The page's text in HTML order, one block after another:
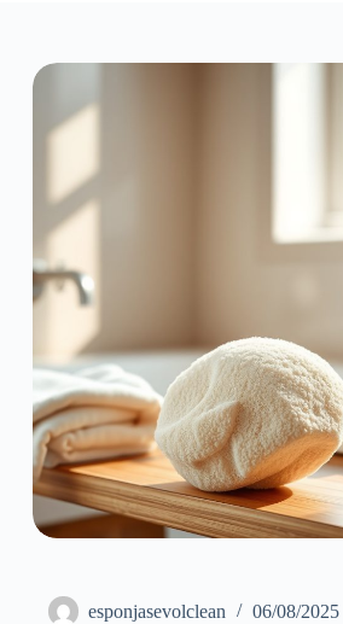
esponjasevolclean
06/08/2025